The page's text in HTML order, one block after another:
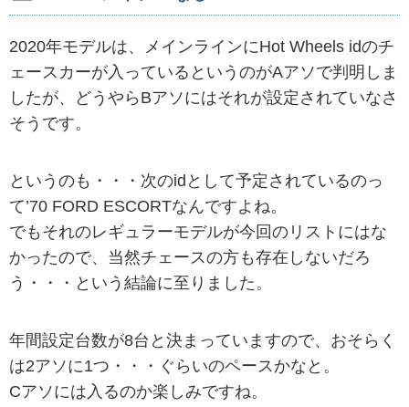
2020年モデルは、メインラインにHot Wheels idのチ
ェースカーが入っているというのがAアソで判明しま
したが、どうやらBアソにはそれが設定されていなさ
そうです。
というのも・・・次のidとして予定されているのっ
て’70 FORD ESCORTなんですよね。
でもそれのレギュラーモデルが今回のリストにはな
かったので、当然チェースの方も存在しないだろ
う・・・という結論に至りました。
年間設定台数が8台と決まっていますので、おそらく
は2アソに1つ・・・ぐらいのペースかなと。
Cアソには入るのか楽しみですね。